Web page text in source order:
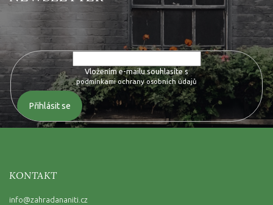
Vložte svůj e-mail a my vám budeme zasílat informace o nových
produktech na našem e-shopu.
Vložením e-mailu souhlasíte s
podmínkami ochrany osobních údajů
Přihlásit se
KONTAKT
info@zahradananiti.cz